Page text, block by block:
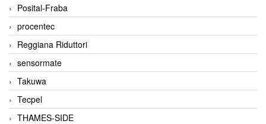
Posital-Fraba
procentec
Reggiana Riduttori
sensormate
Takuwa
Tecpel
THAMES-SIDE